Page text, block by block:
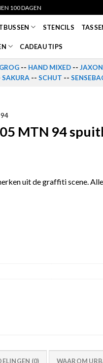
100 DAGEN
STENCILS
CADEAU TIPS
GROG -- HAND MIXED -- JAXON
SAKURA -- SCHUT --
MTN 94
uit de graffiti scene. Alle
(0) WAAROM